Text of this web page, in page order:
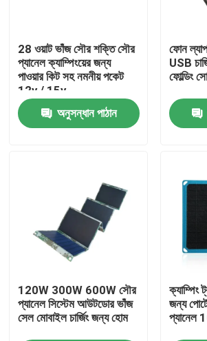
আমাদের সম্পর্কে
কারখানা ভ্রমণ
28 ওয়াট ভাঁজ সৌর শক্তি সৌর
প্যানেল ক্যাম্পিংয়ের জন্য
পাওয়ার কিট সহ নমনীয় পকেট
12v / 15v
অনুসন্ধান পাঠান
ফোন
USB
ফোল্ডিং
120W 300W 600W সৌর
প্যানেল সিস্টেম আউটডোর ভাঁজ
সেল মোবাইল চার্জিং জন্য হোম
ক্যাম্পিং
জন্য
প্যানেল